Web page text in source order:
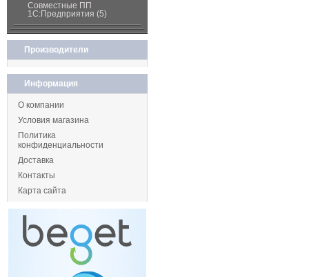
Совместные ПП
1С:Предприятия (5)
Производители
Информация
О компании
Условия магазина
Политика
конфиденциальности
Доставка
Контакты
Карта сайта